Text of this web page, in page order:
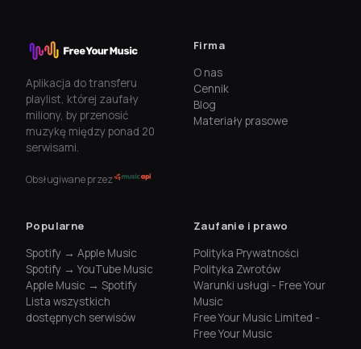
Aplikacja do transferu
playlist, której zaufały
miliony, by przenosić
muzykę między ponad 20
serwisami.
Obsługiwane przez
Firma
O nas
Cennik
Blog
Materiały prasowe
Popularne
Spotify → Apple Music
Spotify → YouTube Music
Apple Music → Spotify
Lista wszystkich
dostępnych serwisów
Zaufanie i prawo
Polityka Prywatności
Polityka Zwrotów
Warunki usługi - Free Your
Music
Free Your Music Limited -
Free Your Music